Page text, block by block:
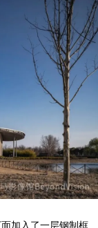
加入了一层钢制框